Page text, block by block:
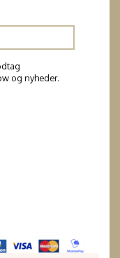
og nyheder.